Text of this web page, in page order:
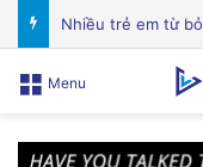
Menu